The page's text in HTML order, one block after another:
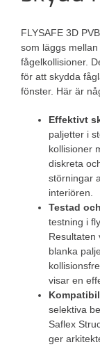
FLYSAFE 3D
som läggs
fågelkollisioner.
för att skydda
fönster. Här är
Effektivt
paljetter i
kollisioner
diskreta
störningar
interiören.
Testad
testning i
Resultaten
blanka
visar en
selektiva
Saflex
ger